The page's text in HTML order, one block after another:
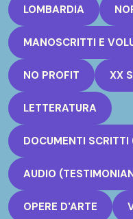
LOMBARDIA
MANOSCRITTI E
NO PROFIT XX
LETTERATURA
DOCUMENTI
AUDIO
OPERE D'ARTE